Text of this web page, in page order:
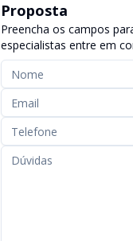
Proposta
Preencha os campos
especialistas entre em